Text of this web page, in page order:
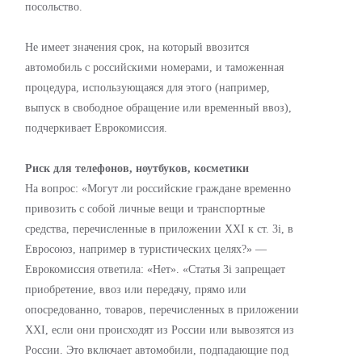
посольство.
Не имеет значения срок, на который ввозится
автомобиль с российскими номерами, и таможенная
процедура, использующаяся для этого (например,
выпуск в свободное обращение или временный ввоз),
подчеркивает Еврокомиссия.
Риск для телефонов, ноутбуков, косметики
На вопрос: «Могут ли российские граждане временно
привозить с собой личные вещи и транспортные
средства, перечисленные в приложении XXI к ст. 3i, в
Евросоюз, например в туристических целях?» —
Еврокомиссия ответила: «Нет». «Статья 3i запрещает
приобретение, ввоз или передачу, прямо или
опосредованно, товаров, перечисленных в приложении
XXI, если они происходят из России или вывозятся из
России. Это включает автомобили, подпадающие под